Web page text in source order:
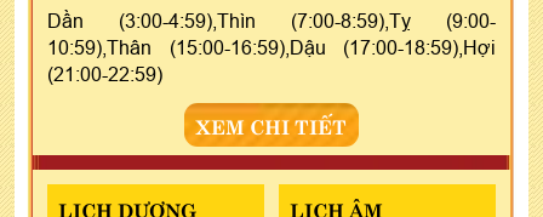
Dần (3:00-4:59),Thìn (7:00-8:59),Tỵ (9:00-
10:59),Thân (15:00-16:59),Dậu (17:00-18:59),Hợi
(21:00-22:59)
XEM CHI TIẾT
LỊCH DƯƠNG LỊCH ÂM